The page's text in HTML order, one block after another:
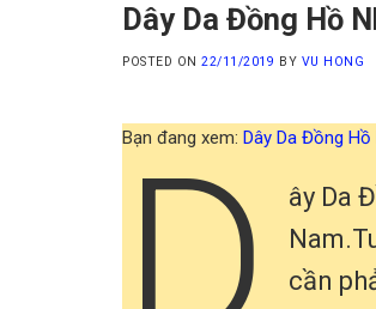
Dây Da Đồng Hồ
POSTED ON22/11/2019 BY VU HONG
Bạn đang xem: Dây Da Đồng
ây Da
cần